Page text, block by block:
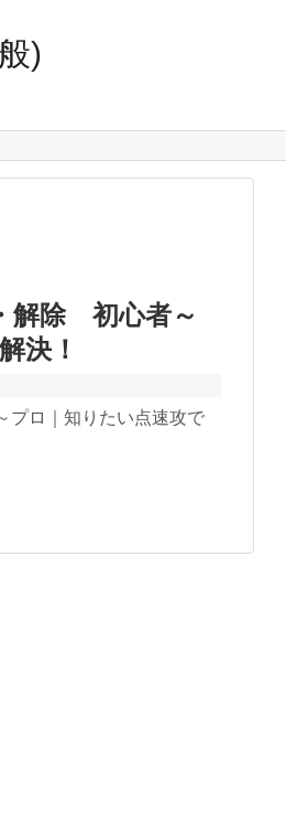
)
解除 初心者～
決！
ロ｜知りたい点速攻で